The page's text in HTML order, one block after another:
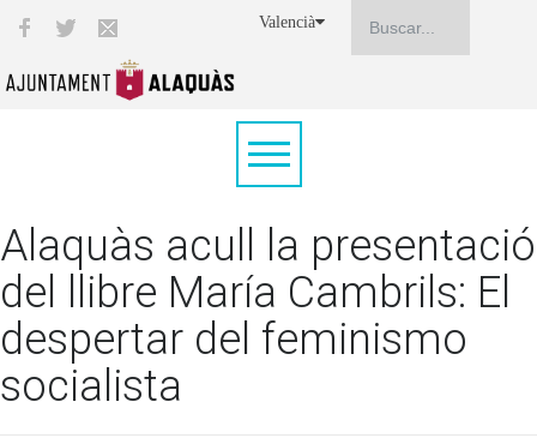
Valencià
Alaquàs acull la presentació
del llibre María Cambrils: El
despertar del feminismo
socialista